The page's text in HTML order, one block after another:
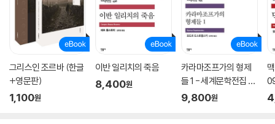
을 보이기도 한다. 그를 이런 극단적 행동으로 몰고 간 이유는 〈대지〉의 끝
부분과 〈아들들〉의 시작부분에 나온, 죽은 왕룽의 세 번째 부인인 가련한
소녀 리화를 향한 끊기 힘든 사랑이라고 말할 수 있다.
그는 형들의 도움으로 두 부인을 얻어, 첫 부인은 딸을 낳고 둘째 부인은 아
들을 낳는다.〈아들들〉 뒷부분은 아들을 향한 맹목적인 사랑으로 이루어져
있다. 그것이 군벌로서 영원한 영광을 추구하려는 꿈이기도 했다.
그리스인 조르바 (한글
+영문판)
1,100원
이반 일리치의 죽음
8,400원
카라마조프가의 형제
들 1 - 세계문학전집 15
4
9,800원